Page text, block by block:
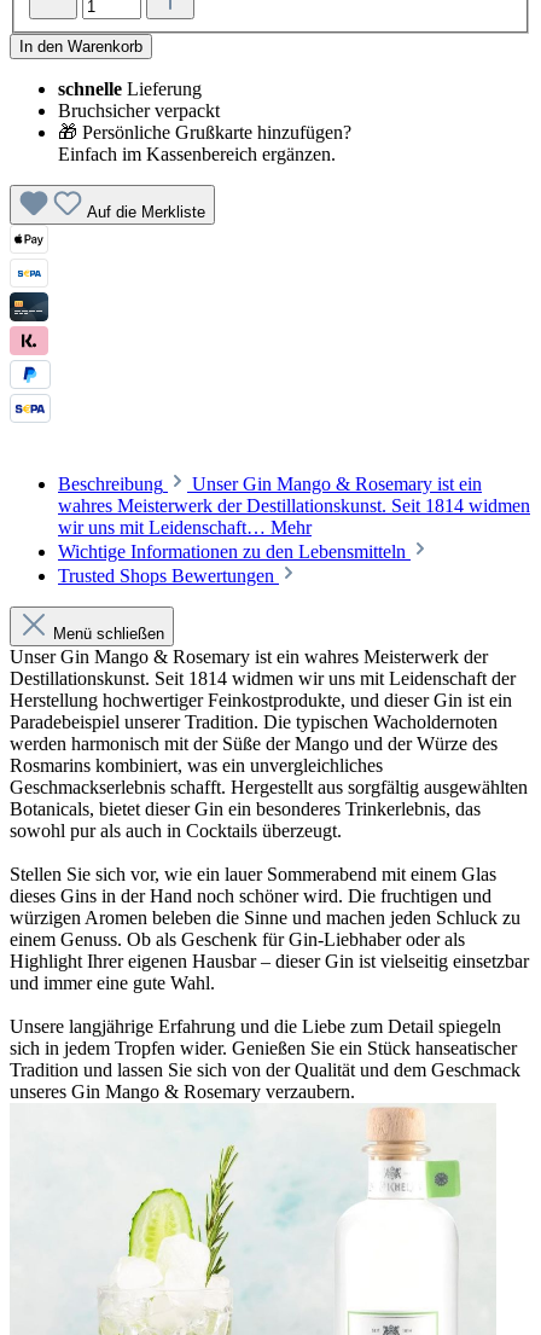
In den Warenkorb
schnelle Lieferung
Bruchsicher verpackt
🎁 Persönliche Grußkarte hinzufügen?
Einfach im Kassenbereich ergänzen.
Auf die Merkliste
Beschreibung
Unser Gin Mango & Rosemary ist ein
wahres Meisterwerk der Destillationskunst. Seit 1814 widmen
wir uns mit Leidenschaft… Mehr
Wichtige Informationen zu den Lebensmitteln
Trusted Shops Bewertungen
Menü schließen
Unser Gin Mango & Rosemary ist ein wahres Meisterwerk der
Destillationskunst. Seit 1814 widmen wir uns mit Leidenschaft der
Herstellung hochwertiger Feinkostprodukte, und dieser Gin ist ein
Paradebeispiel unserer Tradition. Die typischen Wacholdernoten
werden harmonisch mit der Süße der Mango und der Würze des
Rosmarins kombiniert, was ein unvergleichliches
Geschmackserlebnis schafft. Hergestellt aus sorgfältig ausgewählten
Botanicals, bietet dieser Gin ein besonderes Trinkerlebnis, das
sowohl pur als auch in Cocktails überzeugt.
Stellen Sie sich vor, wie ein lauer Sommerabend mit einem Glas
dieses Gins in der Hand noch schöner wird. Die fruchtigen und
würzigen Aromen beleben die Sinne und machen jeden Schluck zu
einem Genuss. Ob als Geschenk für Gin-Liebhaber oder als
Highlight Ihrer eigenen Hausbar – dieser Gin ist vielseitig einsetzbar
und immer eine gute Wahl.
Unsere langjährige Erfahrung und die Liebe zum Detail spiegeln
sich in jedem Tropfen wider. Genießen Sie ein Stück hanseatischer
Tradition und lassen Sie sich von der Qualität und dem Geschmack
unseres Gin Mango & Rosemary verzaubern.